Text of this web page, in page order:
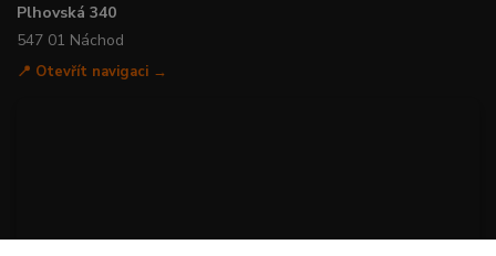
Plhovská 340
547 01 Náchod
📍 Otevřít navigaci →